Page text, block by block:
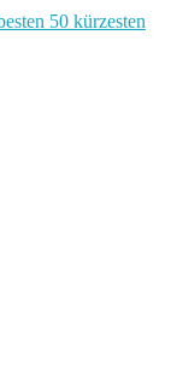
50 kürzesten